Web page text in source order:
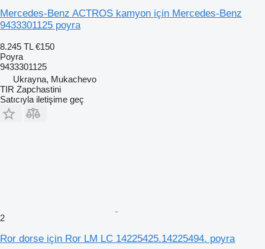
Mercedes-Benz ACTROS kamyon için Mercedes-Benz
9433301125 poyra
8.245 TL €150
Poyra
9433301125
Ukrayna, Mukachevo
TIR Zapchastini
Satıcıyla iletişime geç
2
Ror dorse için Ror LM LC 14225425.14225494. poyra